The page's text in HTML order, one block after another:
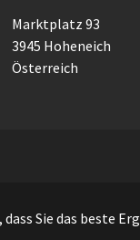
Sie das beste
Marktplatz 93
3945 Hoheneich
Österreich